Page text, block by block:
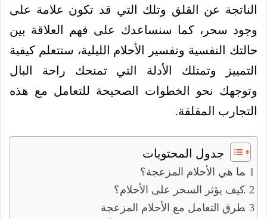
الناتجة عن القلق وتلك التي قد تكون علامة على
وجود سحر، كما سنساعدك على فهم العلاقة بين
حالتك النفسية وتفسير الأحلام الليلية، ستتعلم كيفية
التمييز وتمتلك الأدلة التي تمنحك راحة البال
وتوجهك نحو الخطوات الصحيحة للتعامل مع هذه
التجارب المقلقة.
جدول المحتويات
ما هي الأحلام المزعجة؟
كيف يؤثر السحر على الأحلام؟
طرق التعامل مع الأحلام المزعجة